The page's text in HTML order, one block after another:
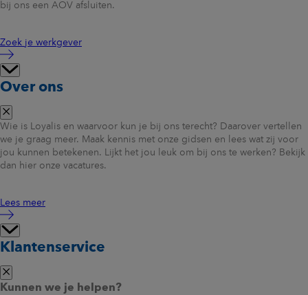
bij ons een AOV afsluiten.
Zoek je werkgever
Over ons
Wie is Loyalis en waarvoor kun je bij ons terecht? Daarover vertellen
we je graag meer. Maak kennis met onze gidsen en lees wat zij voor
jou kunnen betekenen. Lijkt het jou leuk om bij ons te werken? Bekijk
dan hier onze vacatures.
Lees meer
Klantenservice
Kunnen we je helpen?